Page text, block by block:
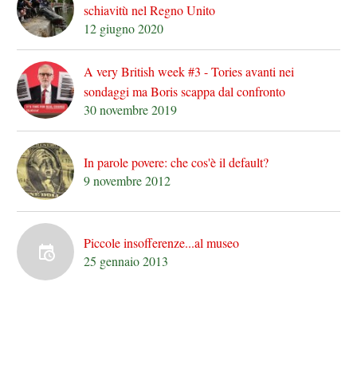
schiavitù nel Regno Unito
12 giugno 2020
A very British week #3 - Tories avanti nei
sondaggi ma Boris scappa dal confronto
30 novembre 2019
In parole povere: che cos'è il default?
9 novembre 2012
Piccole insofferenze...al museo
25 gennaio 2013